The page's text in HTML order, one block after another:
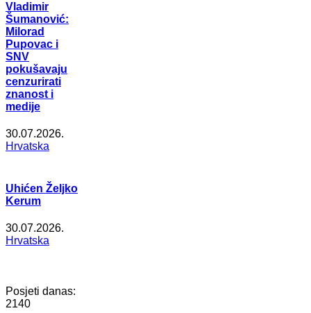
Vladimir
Šumanović:
Milorad
Pupovac i
SNV
pokušavaju
cenzurirati
znanost i
medije
30.07.2026.
Hrvatska
Uhićen Željko
Kerum
30.07.2026.
Hrvatska
Posjeti danas:
2140